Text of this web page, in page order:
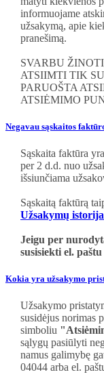
informuojame
užsakymą, apie
pranešimą.
SVARBU
ATSIIMTI TIK
PARUOŠTA
ATSIĖMIMO
Negavau sąskaitos
Sąskaita faktūra
per 2 d.d. nuo
išsiunčiama
Sąskaitą faktūrą
Užsakymų
Jeigu per
susisiekti el. paštu
Kokia yra užsakymo
Užsakymo
susidėjus norimas
simboliu
sąlygų pasiūlyti
namus galimybę
04044 arba el.